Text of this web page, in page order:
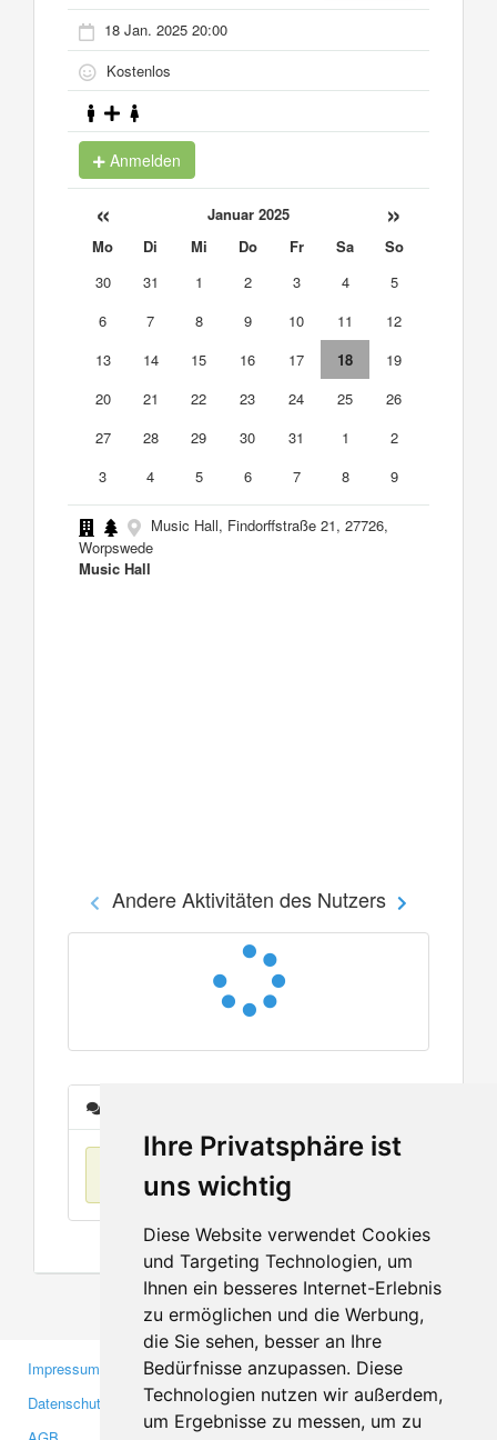
Ihre Privatsphäre ist
uns wichtig
Diese Website verwendet Cookies
und Targeting Technologien, um
Ihnen ein besseres Internet-Erlebnis
zu ermöglichen und die Werbung,
die Sie sehen, besser an Ihre
Bedürfnisse anzupassen. Diese
Technologien nutzen wir außerdem,
um Ergebnisse zu messen, um zu
18 Jan. 2025 20:00
Kostenlos
Anmelden
« Januar 2025 »
Mo Di Mi Do Fr Sa
So
30
31 1 2 3 4
5
6
7 8 9 10 11
12
13
14 15 16 17 18
19
20
21 22 23 24 25
26
27
28 29 30 31 1
2
3
4 5 6 7 8 9
Music Hall, Findorffstraße 21, 27726,
Worpswede
Music Hall
Andere Aktivitäten des Nutzers
Keine Einträge
Impressum
Datenschutzerklärung
Gewerbetreibende
Investoren